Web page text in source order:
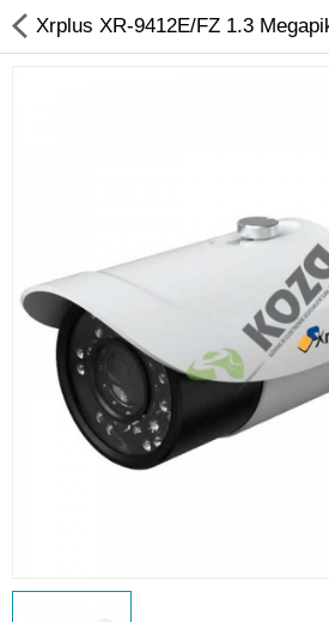
Kayıt Cihazları
Mobil Ürünler
Hırsız Alarm Sistemleri
Yangın Alarm Sistemleri
PDKS Sistemleri